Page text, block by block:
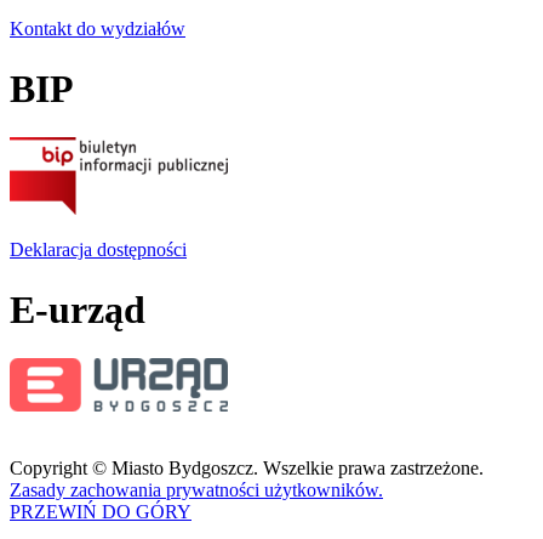
Kontakt do wydziałów
BIP
Deklaracja dostępności
E-urząd
Copyright © Miasto Bydgoszcz. Wszelkie prawa zastrzeżone.
Zasady zachowania prywatności użytkowników.
PRZEWIŃ DO GÓRY